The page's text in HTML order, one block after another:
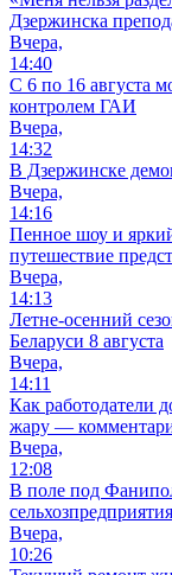
Дзержинска
Вчера,
14:40
С 6 по 16 августа
контролем ГАИ
Вчера,
14:32
В Дзержинске
Вчера,
14:16
Пенное шоу и
путешествие
Вчера,
14:13
Летне-осенний
Беларуси 8 августа
Вчера,
14:11
Как работодатели
жару —
Вчера,
12:08
В поле под
сельхозпредприятия
Вчера,
10:26